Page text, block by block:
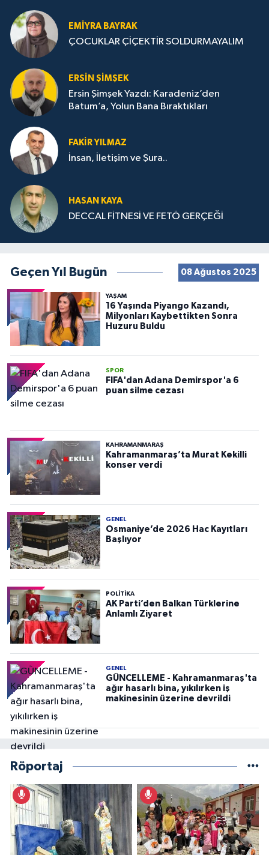
EMIYRA BAYRAK
ÇOCUKLAR ÇİÇEKTİR SOLDURMAYALIM
ERSIN ŞIMŞEK
Ersin Şimşek Yazdı: Karadeniz’den
Batum’a, Yolun Bana Bıraktıkları
FAKIR YILMAZ
İnsan, İletişim ve Şura..
HASAN KAYA
DECCAL FİTNESİ VE FETÖ GERÇEĞİ
Geçen Yıl Bugün 08 Ağustos 2025
YAŞAM
16 Yaşında Piyango Kazandı,
Milyonları Kaybettikten Sonra
Huzuru Buldu
SPOR
FIFA'dan Adana Demirspor'a 6
puan silme cezası
KAHRAMANMARAŞ
Kahramanmaraş’ta Murat Kekilli
konser verdi
GENEL
Osmaniye’de 2026 Hac Kayıtları
Başlıyor
POLITIKA
AK Parti’den Balkan Türklerine
Anlamlı Ziyaret
GENEL
GÜNCELLEME - Kahramanmaraş'ta
ağır hasarlı bina, yıkılırken iş
makinesinin üzerine devrildi
Röportaj